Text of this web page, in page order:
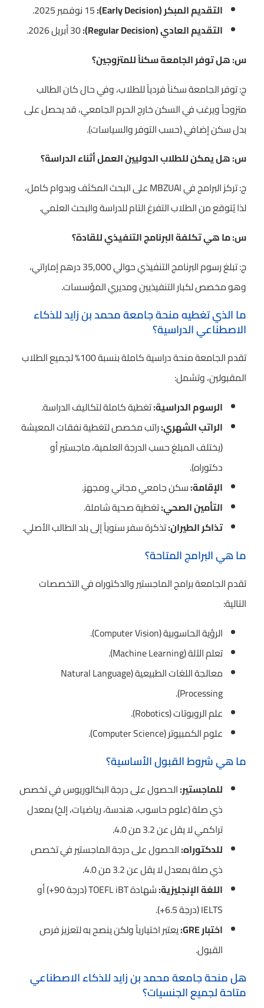
التقديم المبكر (Early Decision):
التقديم العادي (Regular Decision):
س: هل توفر الجامعة سكناً للمتزوجين؟
ج: توفر الجامعة سكناً فردياً للطلاب، وفي حال كان الطالب
متزوجاً ويرغب في السكن خارج الحرم الجامعي، قد يحصل على
بدل سكن إضافي (حسب التوفر والسياسات).
س: هل يمكن للطلاب الدوليين العمل أثناء الدراسة؟
ج: تركز البرامج في MBZUAI على البحث المكثف وبدوام كامل،
لذا يُتوقع من الطلاب التفرغ التام للدراسة والبحث العلمي.
س: ما هي تكلفة البرنامج التنفيذي للقادة؟
ج: تبلغ رسوم البرنامج التنفيذي حوالي 35,000 درهم إماراتي،
وهو مخصص لكبار التنفيذيين ومديري المؤسسات.
ما الذي تغطيه منحة جامعة محمد بن زايد للذكاء
الاصطناعي الدراسية؟
تقدم الجامعة منحة دراسية كاملة بنسبة 100% لجميع الطلاب
المقبولين، وتشمل:
الرسوم الدراسية:تغطية كاملة لتكاليف الدراسة.
الراتب الشهري:راتب مخصص لتغطية نفقات المعيشة
(يختلف المبلغ حسب الدرجة العلمية، ماجستير أو
دكتوراه).
الإقامة:سكن جامعي مجاني ومجهز.
التأمين الصحي:تغطية صحية شاملة.
تذاكر الطيران:تذكرة سفر سنوياً إلى بلد الطالب الأصلي.
ما هي البرامج المتاحة؟
تقدم الجامعة برامج الماجستير والدكتوراه في التخصصات
التالية:
الرؤية الحاسوبية (Computer Vision).
تعلم الآلة (Machine Learning).
معالجة اللغات الطبيعية (Natural Language
Processing).
علم الروبوتات (Robotics).
علوم الكمبيوتر (Computer Science).
ما هي شروط القبول الأساسية؟
للماجستير:الحصول على درجة البكالوريوس في تخصص
ذي صلة (علوم حاسوب، هندسة، رياضيات، إلخ) بمعدل
تراكمي لا يقل عن 3.2 من 4.0.
للدكتوراه:الحصول على درجة الماجستير في تخصص
ذي صلة بمعدل لا يقل عن 3.2 من 4.0.
اللغة الإنجليزية:
شهادة TOEFL iBT (درجة 90+) أو
IELTS (درجة 6.5+).
اختبار GRE:
يعتبر اختيارياً ولكن ينصح به لتعزيز فرص
القبول.
هل منحة جامعة محمد بن زايد للذكاء الاصطناعي
متاحة لجميع الجنسيات؟